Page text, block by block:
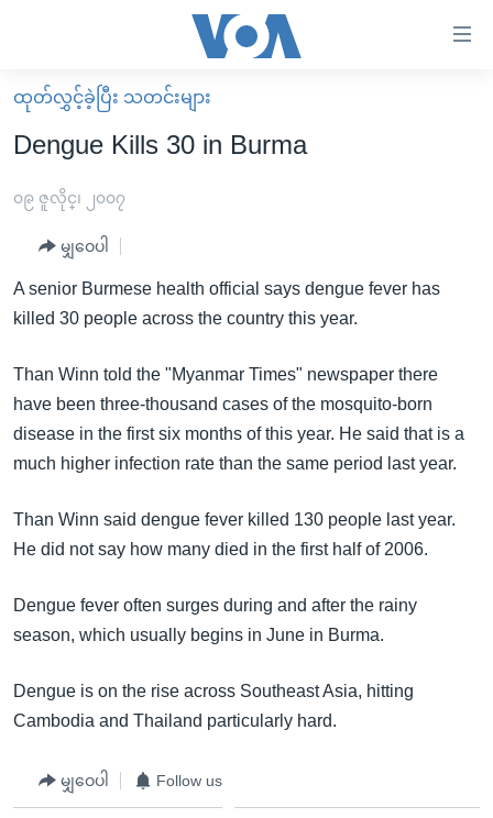
လွယ်ကူ
စေ
Link
များ
ပင်မ
အကြောင်းအရာ
ကျော်
ကြည့်
ရန်
ပင်မ
ညွန်း
စာမျက်နှာ
ကျော်
ကြည့်
မူလစာမျက်နှာ
မြန်မာ
ကမ္ဘာ့သတင်းများ
နိုင်ငံတကာ
တရုတ်
ရပ်ဝန်းတခု လမ်းတခု အလွန်
မကြေးမုံရဲ့ အင်္ဂလိပ်စာ
ရုပ်ရှင်ထဲက အင်္ဂလိပ်စာ
သုတပဒေသာ အင်္ဂလိပ်စာ
ရေဒီယို
တီဗွီ
ရေဒီယိုနှင့်ရုပ်သံ အချက်အလက်များ
ရေဒီယို/တီဗွီအစီအစဉ်
Learning English
ဘာသာစကားများ
ထုတ်လွှင့်ခဲ့ပြီး သတင်းများ
Dengue Kills 30 in Burma
၀၉ ဇူလိုင္၊ ၂၀၀၇
မျှဝေပါ
A senior Burmese health official says dengue fever has
killed 30 people across the country this year.
Than Winn told the "Myanmar Times" newspaper there
have been three-thousand cases of the mosquito-born
disease in the first six months of this year. He said that is a
much higher infection rate than the same period last year.
Than Winn said dengue fever killed 130 people last year.
He did not say how many died in the first half of 2006.
Dengue fever often surges during and after the rainy
season, which usually begins in June in Burma.
Dengue is on the rise across Southeast Asia, hitting
Cambodia and Thailand particularly hard.
မျှဝေပါ Follow us